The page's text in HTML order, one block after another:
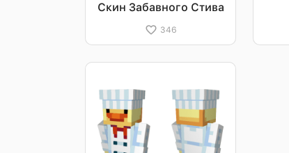
Скин Забавного Стива
346